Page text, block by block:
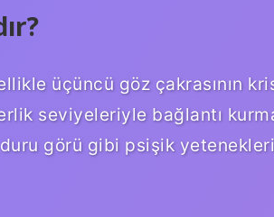
üçüncü göz çakrasının
seviyeleriyle bağlantı
görü gibi psişik